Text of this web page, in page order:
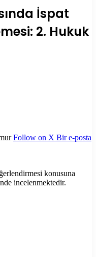
İspat
2. Hukuk
Follow on X Bir e-posta
konusuna
incelenmektedir.